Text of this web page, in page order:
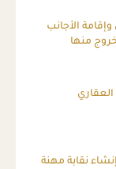
لسنة 2005 - دخول وإقامة الأجانب
منها
لسنة 1976 بشأن إنشاء نقابة مهنة